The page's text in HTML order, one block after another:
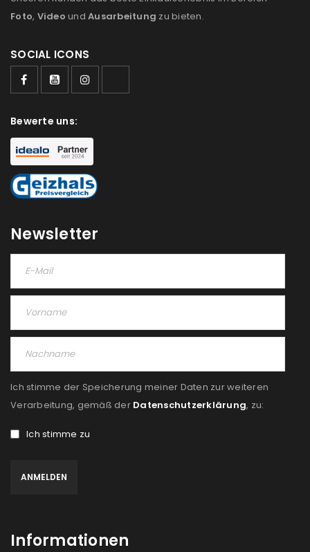
Foto, Video und Ausarbeitung zu bieten.
SOCIAL ICONS
Bewerte uns:
Newsletter
Ich stimme der Speicherung meiner Daten zur weiteren
Verarbeitung, gemäß der Datenschutzerklärung, zu:
Ich stimme zu
Informationen